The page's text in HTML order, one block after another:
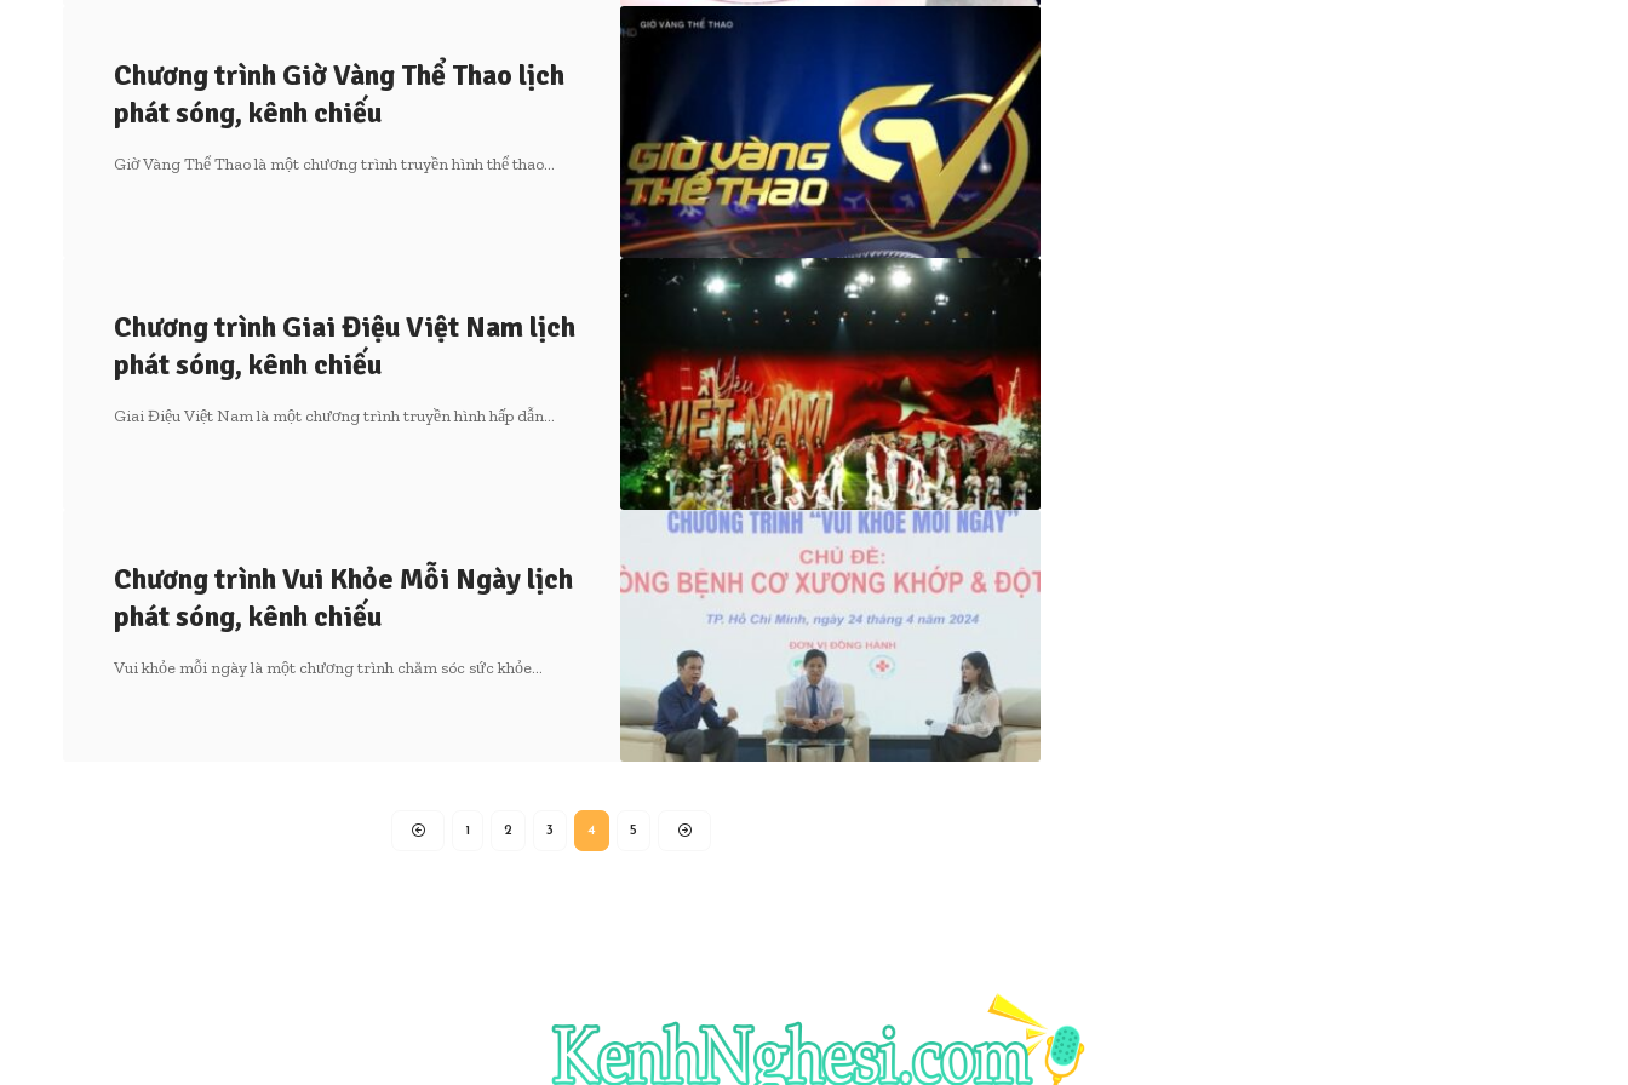
Chương trình Giờ Vàng Thể Thao lịch
phát sóng, kênh chiếu
Giờ Vàng Thể Thao là một chương trình truyền hình thể thao…
Chương trình Giai Điệu Việt Nam lịch
phát sóng, kênh chiếu
Giai Điệu Việt Nam là một chương trình truyền hình hấp dẫn…
Chương trình Vui Khỏe Mỗi Ngày lịch
phát sóng, kênh chiếu
Vui khỏe mỗi ngày là một chương trình chăm sóc sức khỏe…
1 2 3 4 5